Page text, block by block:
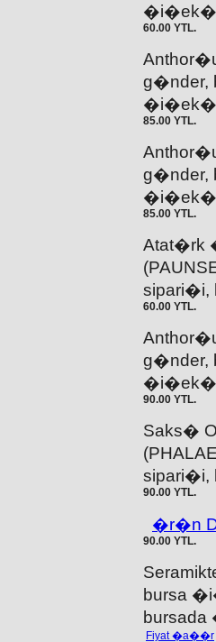
60.00 YTL.
g�nder,
85.00 YTL.
g�nder,
85.00 YTL.
Atat�rk
60.00 YTL.
g�nder,
90.00 YTL.
Saks�
90.00 YTL.
�r�n
90.00 YTL.
bursa
Fiyat �a��r